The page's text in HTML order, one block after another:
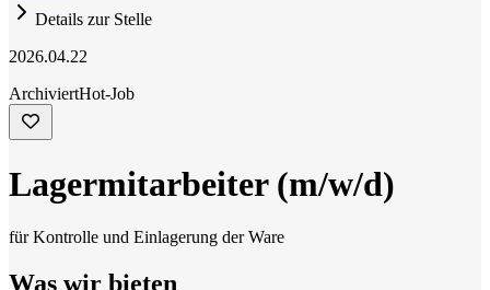
Details zur Stelle
2026.04.22
ArchiviertHot-Job
Lagermitarbeiter (m/w/d)
für Kontrolle und Einlagerung der Ware
Was wir bieten